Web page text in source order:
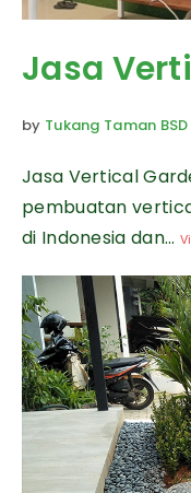
Jasa
by Tukang Taman BSD
Jasa Vertical
pembuatan
di Indonesia dan...